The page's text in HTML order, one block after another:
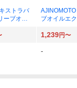
ストラバ
ーブオイ
ブオイルエ
ーンパック
1,239円〜
-